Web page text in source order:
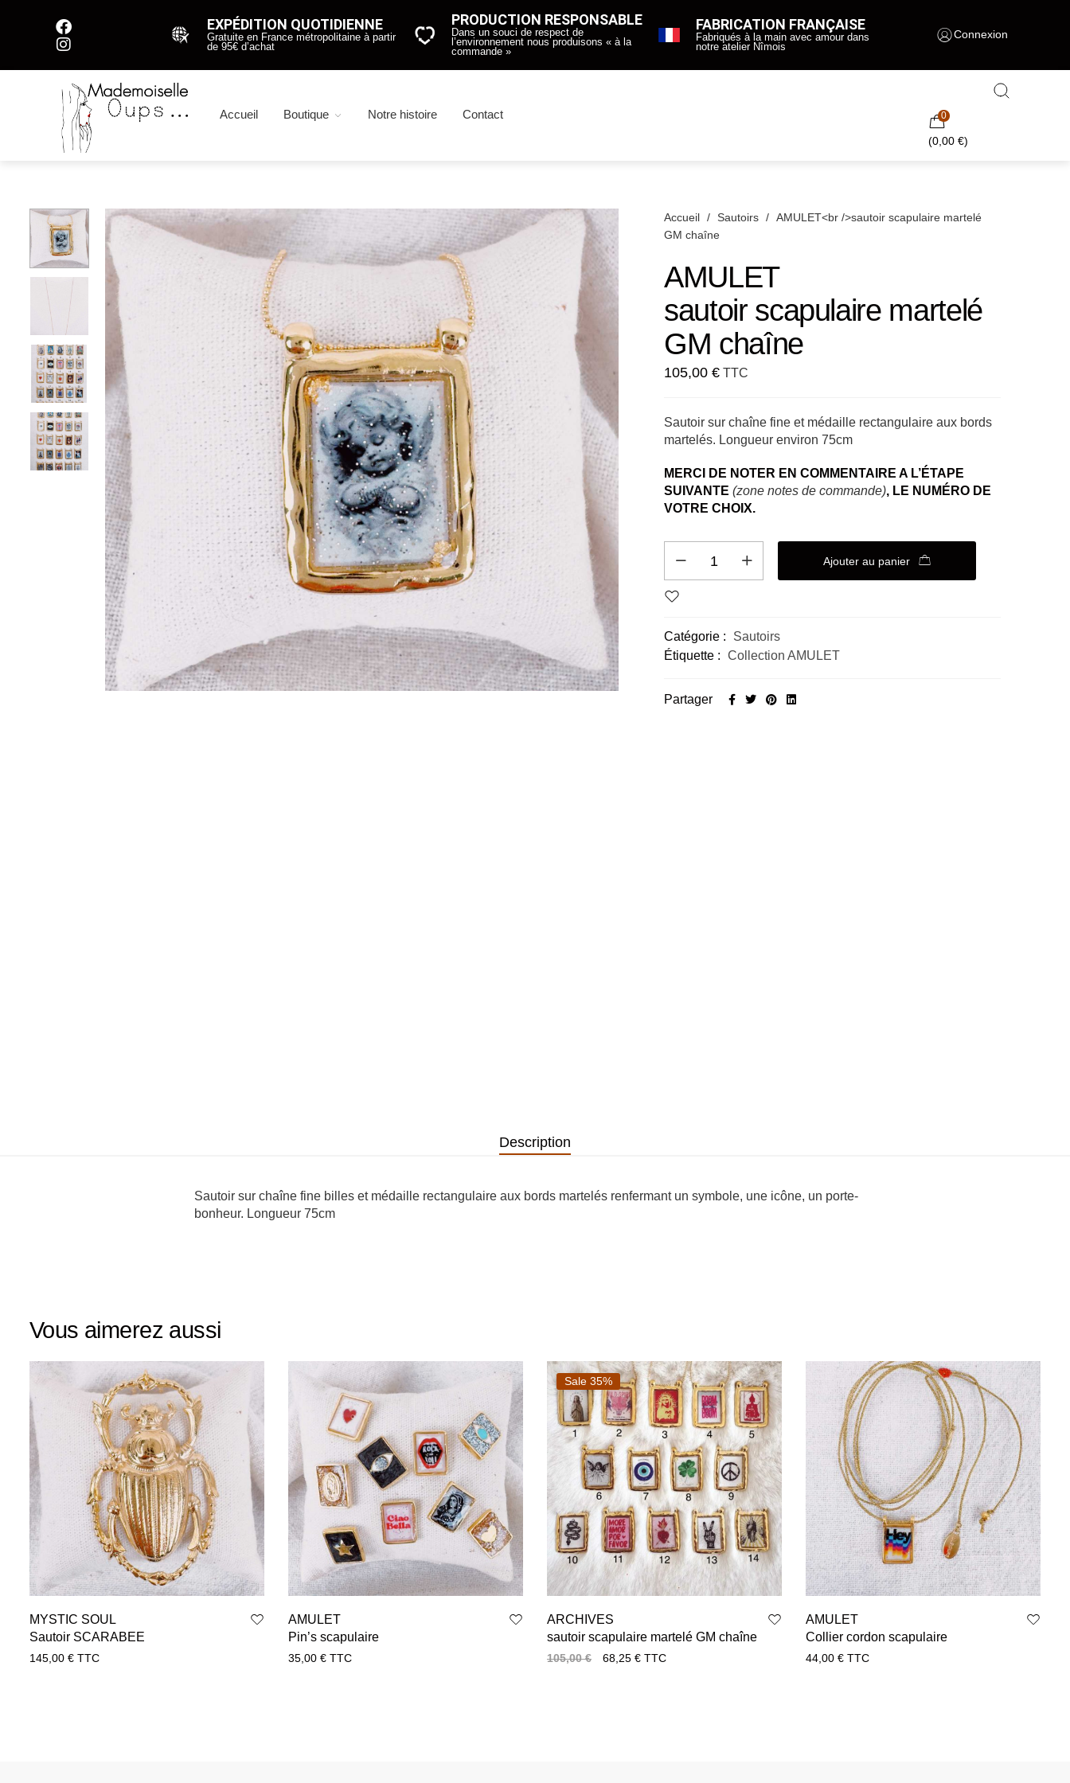
EXPÉDITION QUOTIDIENNE
Gratuite en France métropolitaine à partir
de 95€ d’achat
PRODUCTION RESPONSABLE
Dans un souci de respect de
l’environnement nous produisons « à la
commande »
FABRICATION FRANÇAISE
Fabriqués à la main avec amour dans
notre atelier Nîmois
Connexion
Accueil Boutique Notre histoire Contact 0
(0,00 €)
Accueil / Sautoirs / AMULET<br />sautoir scapulaire martelé
GM chaîne
AMULET
sautoir scapulaire martelé
GM chaîne
105,00 € TTC
Sautoir sur chaîne fine et médaille rectangulaire aux bords
martelés. Longueur environ 75cm
MERCI DE NOTER EN COMMENTAIRE A L’ÉTAPE
SUIVANTE (zone notes de commande), LE NUMÉRO DE
VOTRE CHOIX.
Ajouter au panier
Catégorie :
Sautoirs
Étiquette : Collection AMULET
Partager
Description
Sautoir sur chaîne fine billes et médaille rectangulaire aux bords martelés renfermant un symbole, une icône, un porte-
bonheur. Longueur 75cm
Vous aimerez aussi
MYSTIC SOUL
Sautoir SCARABEE
145,00 € TTC
AMULET
Pin’s scapulaire
35,00 € TTC
Sale 35%
ARCHIVES
sautoir scapulaire martelé GM chaîne
105,00€ 68,25 € TTC
AMULET
Collier cordon scapulaire
44,00 € TTC